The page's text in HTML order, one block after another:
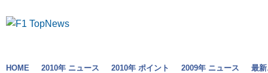
HOME 2010年 ニュース 2010年 ポイント 2009年 ニュース 最